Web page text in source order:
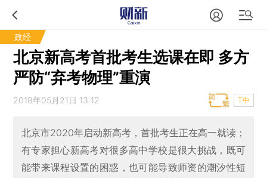
政经
北京新高考首批考生选课在即 多方
严防“弃考物理”重演
2018年05月21日 13:12 T中
北京市2020年启动新高考，首批考生正在高一就读；
有专家担心新高考对很多高中学校是很大挑战，既可
能带来课程设置的困惑，也可能导致师资的潮汐性短